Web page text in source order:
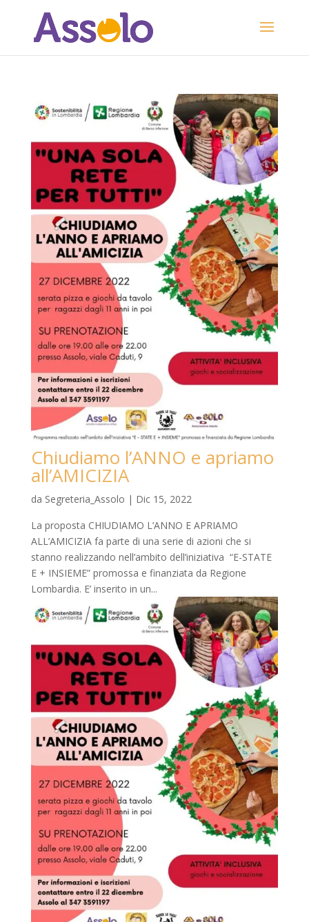
Chiudiamo l’ANNO e apriamo
all’AMICIZIA
da Segreteria_Assolo | Dic 15, 2022
La proposta CHIUDIAMO L’ANNO E APRIAMO
ALL’AMICIZIA fa parte di una serie di azioni che si
stanno realizzando nell’ambito dell’iniziativa “E-STATE
E + INSIEME” promossa e finanziata da Regione
Lombardia. E’ inserito in un...